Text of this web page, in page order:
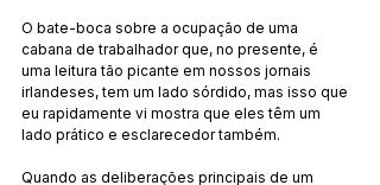
O bate-boca sobre a ocupação de uma
cabana de trabalhador que, no presente, é
uma leitura tão picante em nossos jornais
irlandeses, tem um lado sórdido, mas isso que
eu rapidamente vi mostra que eles têm um
lado prático e esclarecedor também.
Quando as deliberações principais de um